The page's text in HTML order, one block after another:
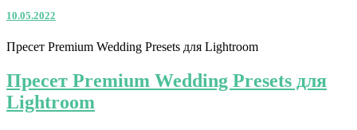
10.05.2022
Пресет Premium Wedding Presets для Lightroom
Пресет Premium Wedding Presets для
Lightroom